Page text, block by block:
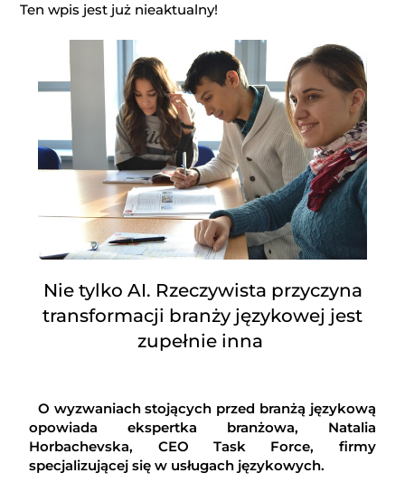
Ten wpis jest już nieaktualny!
Nie tylko AI. Rzeczywista przyczyna
transformacji branży językowej jest
zupełnie inna
O wyzwaniach stojących przed branżą językową
opowiada ekspertka branżowa, Natalia
Horbachevska, CEO Task Force, firmy
specjalizującej się w usługach językowych.